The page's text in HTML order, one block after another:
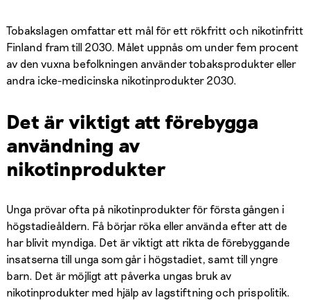
Tobakslagen omfattar ett mål för ett rökfritt och nikotinfritt
Finland fram till 2030. Målet uppnås om under fem procent
av den vuxna befolkningen använder tobaksprodukter eller
andra icke-medicinska nikotinprodukter 2030.
Det är viktigt att förebygga
användning av
nikotinprodukter
Unga prövar ofta på nikotinprodukter för första gången i
högstadieåldern. Få börjar röka eller använda efter att de
har blivit myndiga. Det är viktigt att rikta de förebyggande
insatserna till unga som går i högstadiet, samt till yngre
barn. Det är möjligt att påverka ungas bruk av
nikotinprodukter med hjälp av lagstiftning och prispolitik.